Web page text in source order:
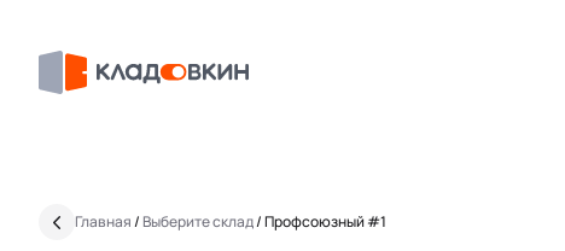
Главная/ Выберите склад/Профсоюзный #1